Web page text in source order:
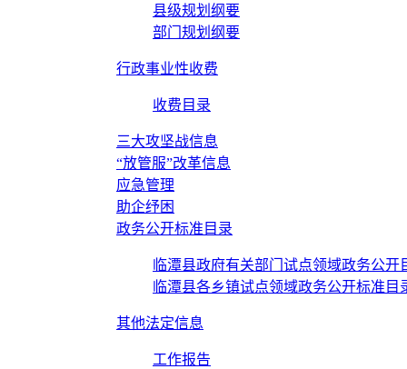
县级规划纲要
部门规划纲要
行政事业性收费
收费目录
三大攻坚战信息
“放管服”改革信息
应急管理
助企纾困
政务公开标准目录
临潭县政府有关部门试点领域政务公开
临潭县各乡镇试点领域政务公开标准目
其他法定信息
工作报告